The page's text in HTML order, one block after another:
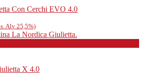
Con Cerchi EVO 4.0
Alv 25,5%)
X 4.0